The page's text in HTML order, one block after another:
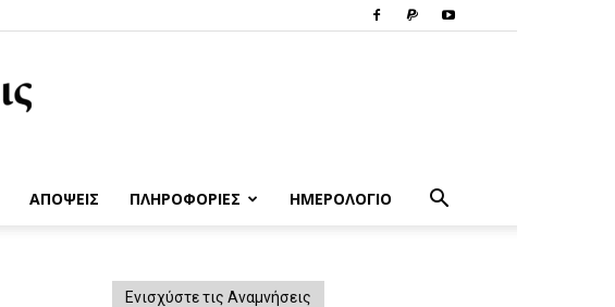
ΑΠΟΨΕΙΣ ΠΛΗΡΟΦΟΡΙΕΣ ΗΜΕΡΟΛΟΓΙΟ
Ενισχύστε τις Αναμνήσεις